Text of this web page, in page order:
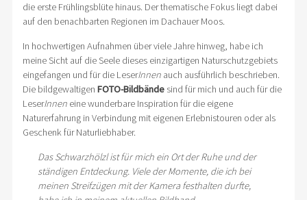
die erste Frühlingsblüte hinaus. Der thematische Fokus liegt dabei
auf den benachbarten Regionen im Dachauer Moos.
In hochwertigen Aufnahmen über viele Jahre hinweg, habe ich
meine Sicht auf die Seele dieses einzigartigen Naturschutzgebiets
eingefangen und für die LeserInnenauch ausführlich beschrieben.
Die bildgewaltigen FOTO-Bildbändesind für mich und auch für die
LeserInneneine wunderbare Inspiration für die eigene
Naturerfahrung in Verbindung mit eigenen Erlebnistouren oder als
Geschenk für Naturliebhaber.
Das Schwarzhölzl ist für mich ein Ort der Ruhe und der
ständigen Entdeckung. Viele der Momente, die ich bei
meinen Streifzügen mit der Kamera festhalten durfte,